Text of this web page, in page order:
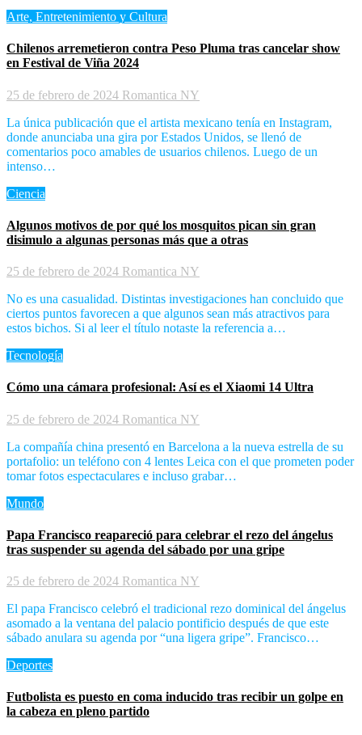
Arte, Entretenimiento y Cultura
Chilenos arremetieron contra Peso Pluma tras cancelar show
en Festival de Viña 2024
25 de febrero de 2024 Romantica NY
La única publicación que el artista mexicano tenía en Instagram,
donde anunciaba una gira por Estados Unidos, se llenó de
comentarios poco amables de usuarios chilenos. Luego de un
intenso…
Ciencia
Algunos motivos de por qué los mosquitos pican sin gran
disimulo a algunas personas más que a otras
25 de febrero de 2024 Romantica NY
No es una casualidad. Distintas investigaciones han concluido que
ciertos puntos favorecen a que algunos sean más atractivos para
estos bichos. Si al leer el título notaste la referencia a…
Tecnología
Cómo una cámara profesional: Así es el Xiaomi 14 Ultra
25 de febrero de 2024 Romantica NY
La compañía china presentó en Barcelona a la nueva estrella de su
portafolio: un teléfono con 4 lentes Leica con el que prometen poder
tomar fotos espectaculares e incluso grabar…
Mundo
Papa Francisco reapareció para celebrar el rezo del ángelus
tras suspender su agenda del sábado por una gripe
25 de febrero de 2024 Romantica NY
El papa Francisco celebró el tradicional rezo dominical del ángelus
asomado a la ventana del palacio pontificio después de que este
sábado anulara su agenda por “una ligera gripe”. Francisco…
Deportes
Futbolista es puesto en coma inducido tras recibir un golpe en
la cabeza en pleno partido